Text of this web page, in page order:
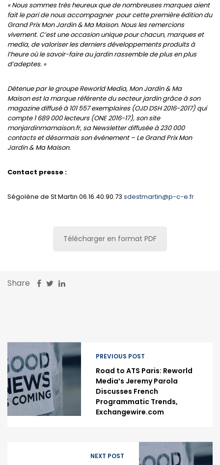
« Nous sommes très heureux que de nombreuses marques aient
fait le pari de nous accompagner pour cette première édition du
Grand Prix Mon Jardin & Ma Maison. Nous les remercions
vivement. C’est une occasion unique pour chacun, marques et
media, de valoriser les derniers développements produits à
l’heure où le savoir-faire au jardin rassemble de plus en plus
d’adeptes. »
Détenue par le groupe Reworld Media, Mon Jardin & Ma
Maison est la marque référente du secteur jardin grâce à son
magazine diffusé à 101 557 exemplaires (OJD DSH 2016-2017) qui
compte 1 689 000 lecteurs (ONE 2016-17), son site
monjardinmamaison.fr, sa Newsletter diffusée à 230 000
contacts et désormais son événement – Le Grand Prix Mon
Jardin & Ma Maison.
Contact presse :
Ségolène de St Martin 06.16.40.90.73 sdestmartin@p-c-e.fr
Télécharger en format PDF
Share
PREVIOUS POST
Road to ATS Paris: Reworld
Media’s Jeremy Parola
Discusses French
Programmatic Trends,
Exchangewire.com
NEXT POST